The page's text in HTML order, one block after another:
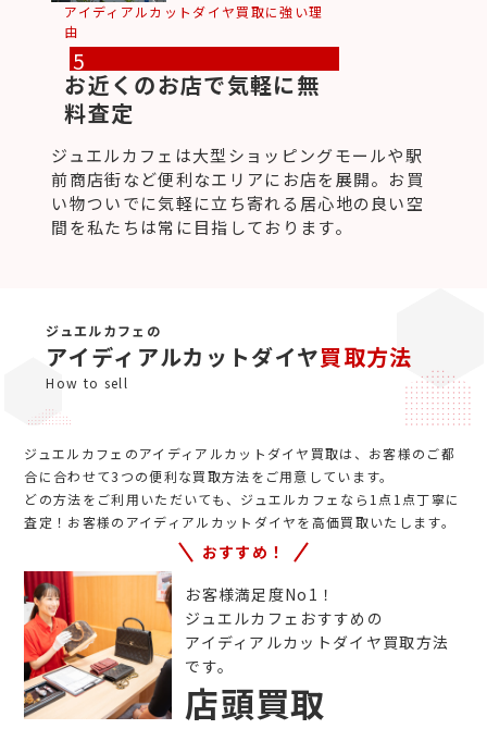
アイディアルカットダイヤ買取に強い理
由
5
お近くのお店で気軽に無
料査定
ジュエルカフェは大型ショッピングモールや駅
前商店街など便利なエリアにお店を展開。お買
い物ついでに気軽に立ち寄れる居心地の良い空
間を私たちは常に目指しております。
ジュエルカフェの
アイディアルカットダイヤ買取方法
How to sell
ジュエルカフェのアイディアルカットダイヤ買取は、お客様のご都
合に合わせて3つの便利な買取方法をご用意しています。
どの方法をご利用いただいても、ジュエルカフェなら1点1点丁寧に
査定！お客様のアイディアルカットダイヤを高価買取いたします。
おすすめ！
お客様満足度No1！
ジュエルカフェおすすめの
アイディアルカットダイヤ買取方法
です。
店頭買取